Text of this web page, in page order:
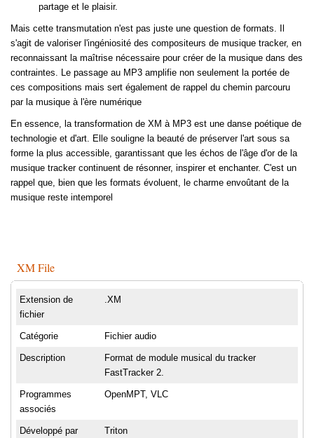
partage et le plaisir.
Mais cette transmutation n'est pas juste une question de formats. Il
s'agit de valoriser l'ingéniosité des compositeurs de musique tracker, en
reconnaissant la maîtrise nécessaire pour créer de la musique dans des
contraintes. Le passage au MP3 amplifie non seulement la portée de
ces compositions mais sert également de rappel du chemin parcouru
par la musique à l'ère numérique
En essence, la transformation de XM à MP3 est une danse poétique de
technologie et d'art. Elle souligne la beauté de préserver l'art sous sa
forme la plus accessible, garantissant que les échos de l'âge d'or de la
musique tracker continuent de résonner, inspirer et enchanter. C'est un
rappel que, bien que les formats évoluent, le charme envoûtant de la
musique reste intemporel
XM File
Extension de
fichier
.XM
Catégorie Fichier audio
Description
Format de module musical du tracker
FastTracker 2.
Programmes
associés
OpenMPT, VLC
Développé par Triton